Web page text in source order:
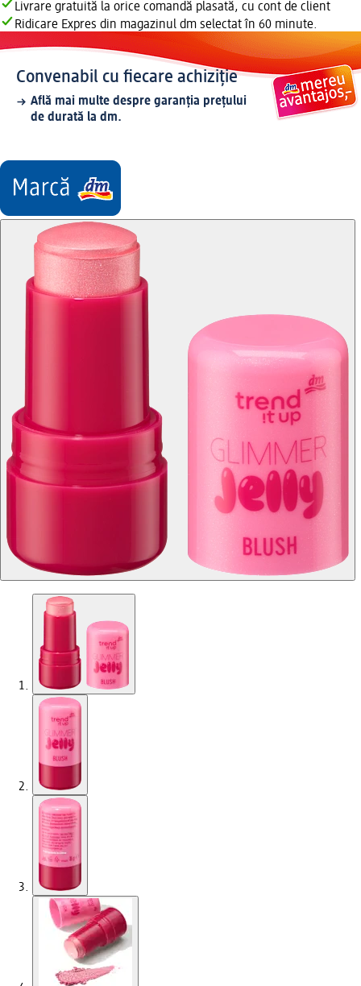
Livrare gratuită la orice comandă plasată, cu cont de client
Ridicare Expres din magazinul dm selectat în 60 minute.
Convenabil cu fiecare achiziție
Află mai multe despre garanția prețului
de durată la dm.